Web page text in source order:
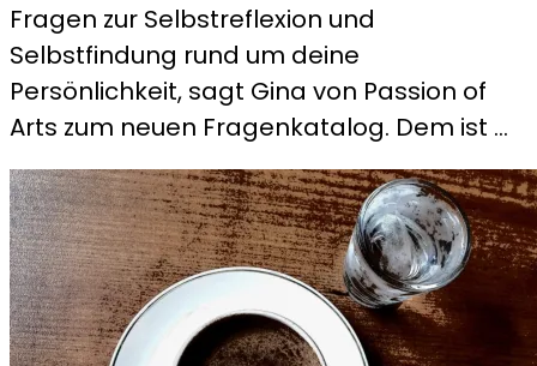
of
Fragen zur Selbstreflexion und
Selbstfindung rund um deine
Persönlichkeit, sagt Gina von Passion of
Arts zum neuen Fragenkatalog. Dem ist …